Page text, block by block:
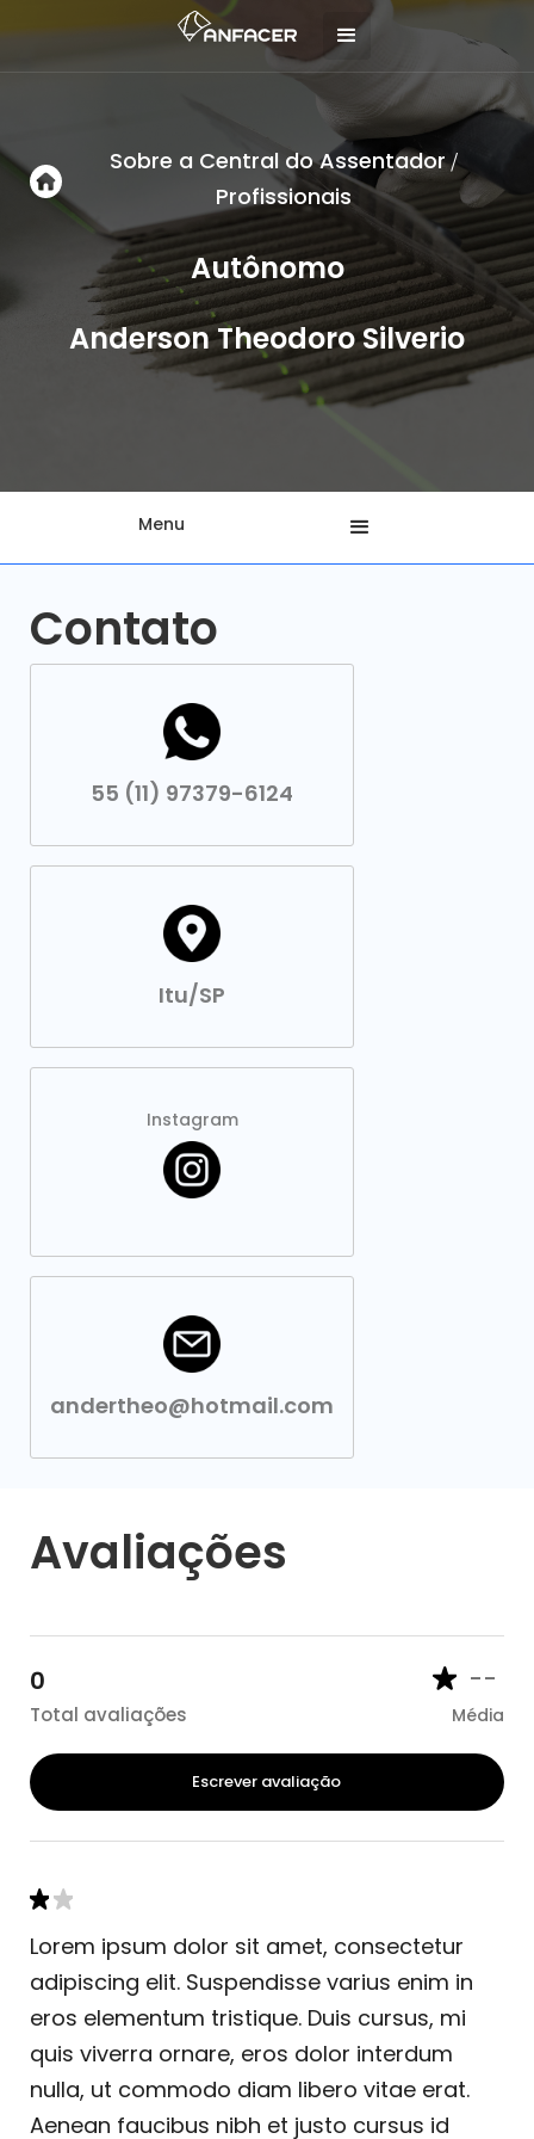
Sobre a Central do Assentador/
Profissionais
Autônomo
Anderson Theodoro Silverio
Menu
Contato
55 (11) 97379-6124
Itu/SP
Instagram
andertheo@hotmail.com
Avaliações
0
Total avaliações
--
Média
Escrever avaliação
Lorem ipsum dolor sit amet, consectetur
adipiscing elit. Suspendisse varius enim in
eros elementum tristique. Duis cursus, mi
quis viverra ornare, eros dolor interdum
nulla, ut commodo diam libero vitae erat.
Aenean faucibus nibh et justo cursus id